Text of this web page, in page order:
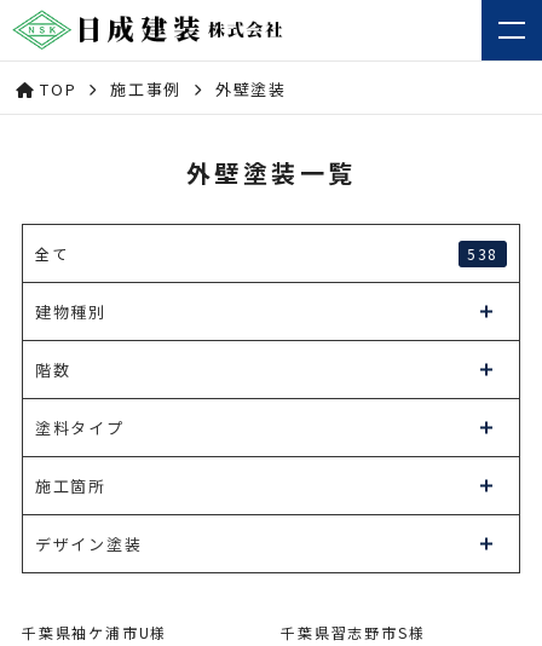
TOP 施工事例 外壁塗装
外壁塗装一覧
全て 538
建物種別
階数
塗料タイプ
施工箇所
デザイン塗装
千葉県袖ケ浦市U様 千葉県習志野市S様